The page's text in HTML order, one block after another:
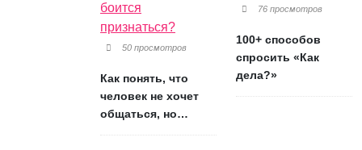
50 просмотров
Как понять, что
человек не хочет
общаться, но
76 просмотров
100+ способов
спросить «Как
дела?»